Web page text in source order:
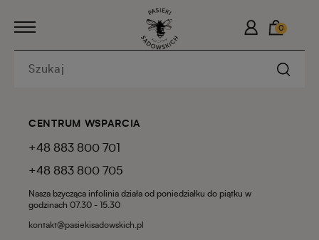
0
CENTRUM WSPARCIA
+48 883 800 701
+48 883 800 705
Nasza bzycząca infolinia działa od poniedziałku do piątku w
godzinach 07.30 - 15.30
kontakt@pasiekisadowskich.pl